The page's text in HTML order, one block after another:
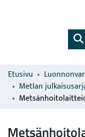
Etusivu
Metlan